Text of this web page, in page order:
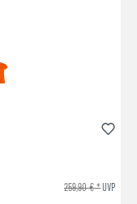
259,90 € *UVP